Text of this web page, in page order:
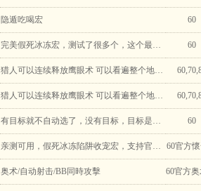
隐遁吃喝宏 60
完美假死冰冻宏，测试了很多个，这个最好，非战斗状态直接放冰冻，战斗状态收宝宝，取消当前目标，假死，冰冻，选回刚才目标 60
猎人可以连续释放鹰眼术 可以看遍整个地图 找怪 做任务 看刷新神技能
猎人可以连续释放鹰眼术 可以看遍整个地图 找怪 做任务 看刷新神技能
有目标就不自动选了，没有目标，目标是友好的或者目标是死亡的都会自动选目标 60
亲测可用，假死冰冻陷阱收宠宏，支持官方怀旧服，有可能需要放2下 60官方
奥术/自动射击/BB同時攻擊